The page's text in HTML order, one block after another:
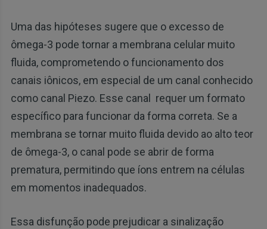
Uma das hipóteses sugere que o excesso de
ômega-3 pode tornar a membrana celular muito
fluida, comprometendo o funcionamento dos
canais iônicos, em especial de um canal conhecido
como canal Piezo. Esse canal requer um formato
específico para funcionar da forma correta. Se a
membrana se tornar muito fluida devido ao alto teor
de ômega-3, o canal pode se abrir de forma
prematura, permitindo que íons entrem na células
em momentos inadequados.
Essa disfunção pode prejudicar a sinalização